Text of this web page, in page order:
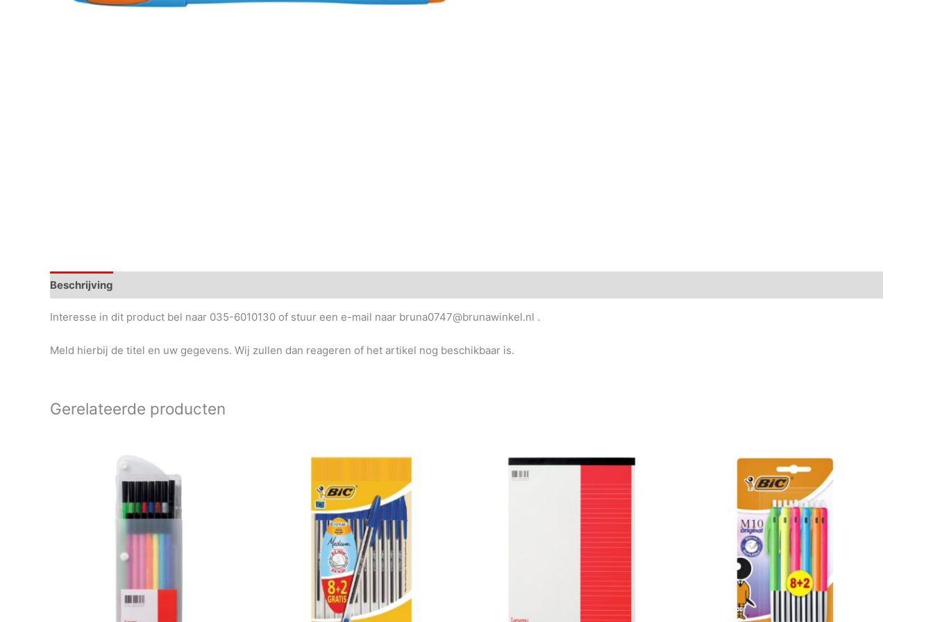
Beschrijving
Interesse in dit product bel naar 035-6010130 of stuur een e-mail naar bruna0747@brunawinkel.nl .
Meld hierbij de titel en uw gegevens. Wij zullen dan reageren of het artikel nog beschikbaar is.
Gerelateerde producten